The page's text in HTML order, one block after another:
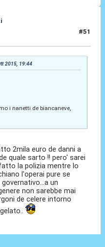
#51
2015, 19:44
i nanetti de biancaneve,
2mila euro de danni a
quale sarto !! pero' sarei
la polizia mentre lo
l'operai pure se
un
non sarebbe mai
de celere intorno